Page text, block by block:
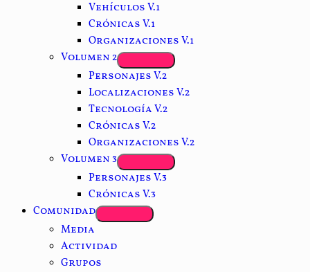
Vehículos V.1
Crónicas V.1
Organizaciones V.1
Volumen 2
Personajes V.2
Localizaciones V.2
Tecnología V.2
Crónicas V.2
Organizaciones V.2
Volumen 3
Personajes V.3
Crónicas V.3
Comunidad
Media
Actividad
Grupos